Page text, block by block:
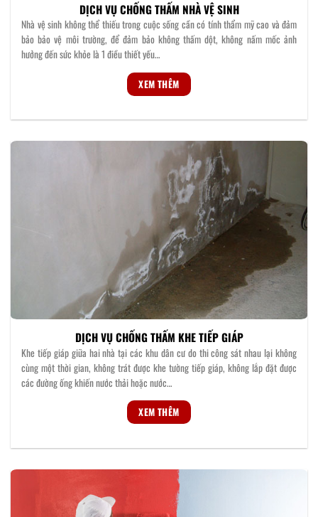
DỊCH VỤ CHỐNG THẤM NHÀ VỆ SINH
Nhà vệ sinh không thể thiếu trong cuộc sống cần có tính thẩm mỹ cao và đảm
bảo bảo vệ môi trường, để đảm bảo không thấm dột, không nấm mốc ảnh
hưởng đến sức khỏe là 1 điều thiết yếu…
XEM THÊM
DỊCH VỤ CHỐNG THẤM KHE TIẾP GIÁP
Khe tiếp giáp giữa hai nhà tại các khu dân cư do thi công sát nhau lại không
cùng một thời gian, không trát được khe tường tiếp giáp, không lắp đặt được
các đường ống khiến nước thải hoặc nước…
XEM THÊM